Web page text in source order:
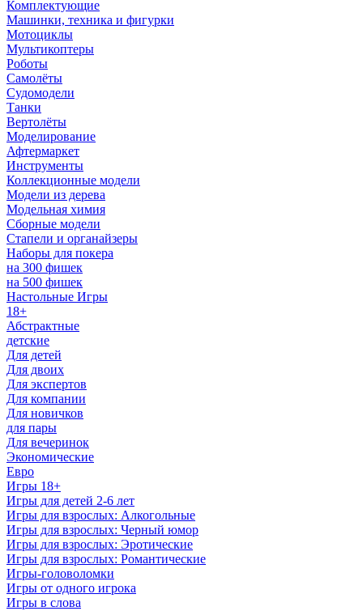
Комплектующие
Машинки, техника и фигурки
Мотоциклы
Мультикоптеры
Роботы
Самолёты
Судомодели
Танки
Вертолёты
Моделирование
Афтермаркет
Инструменты
Коллекционные модели
Модели из дерева
Модельная химия
Сборные модели
Стапели и органайзеры
Наборы для покера
на 300 фишек
на 500 фишек
Настольные Игры
18+
Абстрактные
детские
Для детей
Для двоих
Для экспертов
Для компании
Для новичков
для пары
Для вечеринок
Экономические
Евро
Игры 18+
Игры для детей 2-6 лет
Игры для взрослых: Алкогольные
Игры для взрослых: Черный юмор
Игры для взрослых: Эротические
Игры для взрослых: Романтические
Игры-головоломки
Игры от одного игрока
Игры в слова